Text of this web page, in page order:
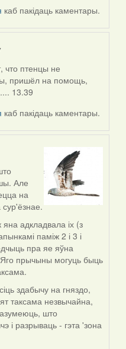
каб пакідаць каментары.
что птенцы не
пришёл на помощь,
13.39
каб пакідаць каментары.
Але
на
сур'ёзнае.
яна адкладвала іх (з
паміж 2 і 3 і
пра яе яўна
Яго прычыны могуць быць
здабычу на гняздо,
таксама незвычайна,
што
і разрываць - гэта 'зона